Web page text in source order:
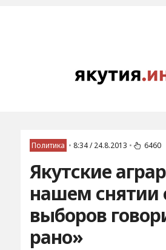
Политика • 8:34 / 24.8.2013 • 6460
Якутские
нашем снятии
выборов
рано»